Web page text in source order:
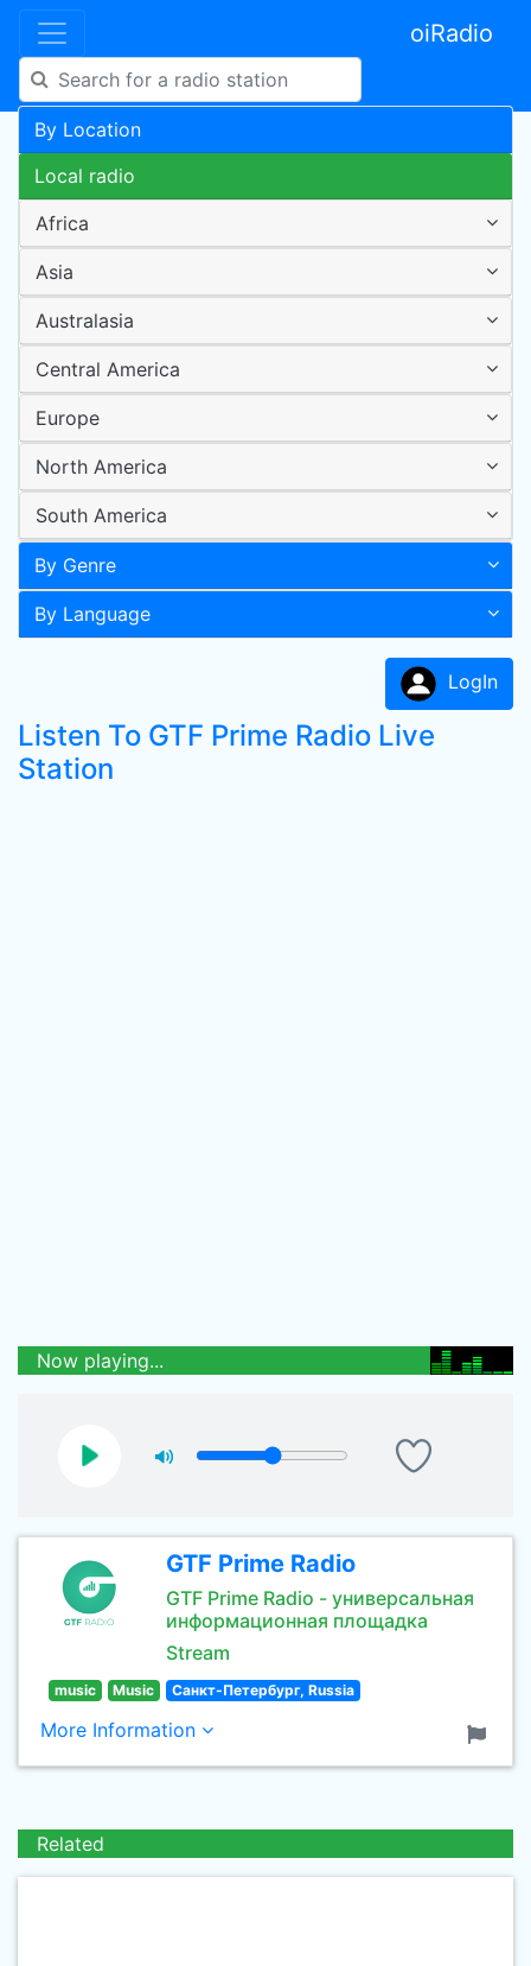
oiRadio
By Location
Local radio
Africa
Asia
Australasia
Central America
Europe
North America
South America
By Genre
By Language
LogIn
Listen To GTF Prime Radio Live
Station
Now playing...
GTF Prime Radio
GTF Prime Radio - универсальная
информационная площадка
Stream
music Music Санкт-Петербург, Russia
More Information
Related